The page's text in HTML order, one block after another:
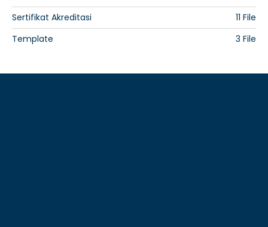
Sertifikat Akreditasi
11 File
Template
3 File